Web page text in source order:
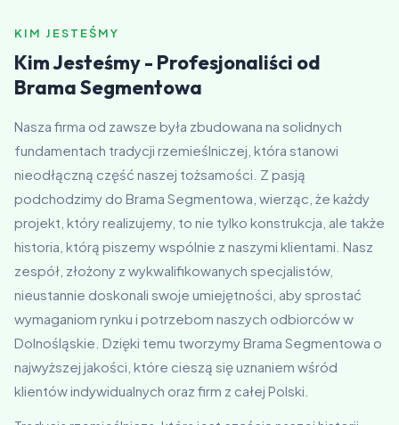
KIM JESTEŚMY
Kim Jesteśmy - Profesjonaliści od
Brama Segmentowa
Nasza firma od zawsze była zbudowana na solidnych
fundamentach tradycji rzemieślniczej, która stanowi
nieodłączną część naszej tożsamości. Z pasją
podchodzimy do Brama Segmentowa, wierząc, że każdy
projekt, który realizujemy, to nie tylko konstrukcja, ale także
historia, którą piszemy wspólnie z naszymi klientami. Nasz
zespół, złożony z wykwalifikowanych specjalistów,
nieustannie doskonali swoje umiejętności, aby sprostać
wymaganiom rynku i potrzebom naszych odbiorców w
Dolnośląskie. Dzięki temu tworzymy Brama Segmentowa o
najwyższej jakości, które cieszą się uznaniem wśród
klientów indywidualnych oraz firm z całej Polski.